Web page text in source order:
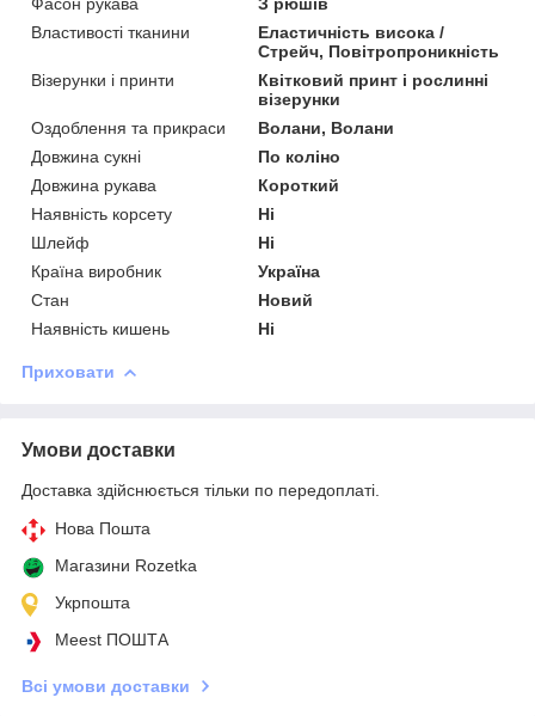
Властивості тканини
Еластичність висока /
Стрейч, Повітропроникність
Візерунки і принти
Квітковий принт і рослинні
візерунки
Оздоблення та прикраси
Волани, Волани
Довжина сукні
По коліно
Довжина рукава
Короткий
Наявність корсету
Ні
Шлейф
Ні
Країна виробник
Україна
Стан
Новий
Наявність кишень
Ні
Приховати
Умови доставки
Доставка здійснюється тільки по передоплаті.
Нова Пошта
Магазини Rozetka
Укрпошта
Meest ПОШТА
Всі умови доставки